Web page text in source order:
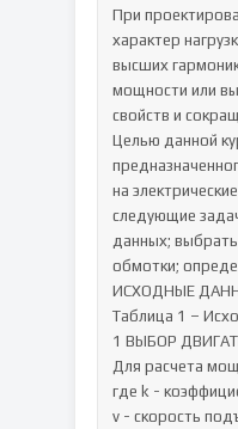
При
характер
высших
мощности или
свойств и
Целью данной
на
следующие
данных;
обмотки;
ИСХОДНЫЕ
Таблица 1 –
1 ВЫБОР
Для расчета
где k -
v - скорость